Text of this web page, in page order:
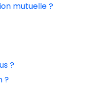
mutuelle ?
?
?